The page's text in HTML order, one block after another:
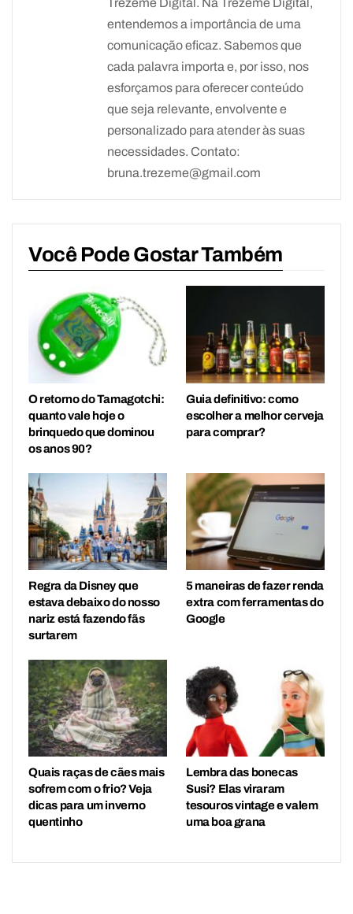
entendemos a importância de uma
comunicação eficaz. Sabemos que
cada palavra importa e, por isso, nos
esforçamos para oferecer conteúdo
que seja relevante, envolvente e
personalizado para atender às suas
necessidades. Contato:
bruna.trezeme@gmail.com
Você Pode Gostar Também
O retorno do Tamagotchi:
quanto vale hoje o
brinquedo que dominou
os anos 90?
Guia definitivo: como
escolher a melhor cerveja
para comprar?
Regra da Disney que
estava debaixo do nosso
nariz está fazendo fãs
surtarem
5 maneiras de fazer renda
extra com ferramentas do
Google
Quais raças de cães mais
sofrem com o frio? Veja
dicas para um inverno
quentinho
Lembra das bonecas
Susi? Elas viraram
tesouros vintage e valem
uma boa grana